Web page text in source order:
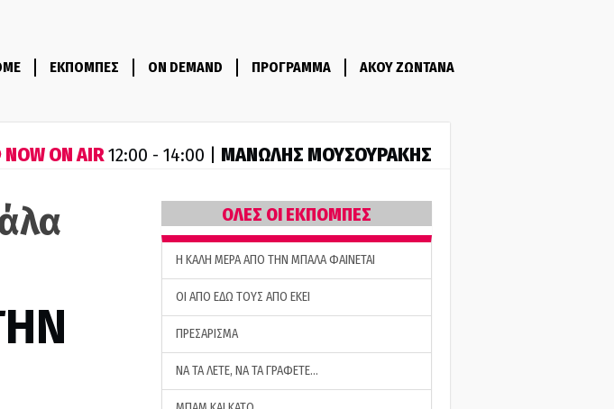
ΕΚΠΟΜΠΕΣ ON DEMAND ΠΡΟΓΡΑΜΜΑ ΑΚΟΥ ΖΩΝΤΑΝΑ
NOW ON AIR12:00 - 14:00 | ΜΑΝΩΛΗΣ ΜΟΥΣΟΥΡΑΚΗΣ
ΟΛΕΣ ΟΙ ΕΚΠΟΜΠΕΣ
H ΚΑΛΗ ΜΕΡΑ ΑΠΟ ΤΗΝ ΜΠΑΛΑ ΦΑΙΝΕΤΑΙ
ΟΙ ΑΠΟ ΕΔΩ ΤΟΥΣ ΑΠΟ ΕΚΕΙ
ΠΡΕΣΑΡΙΣΜΑ
ΝΑ ΤΑ ΛΕΤΕ, ΝΑ ΤΑ ΓΡΑΦΕΤΕ…